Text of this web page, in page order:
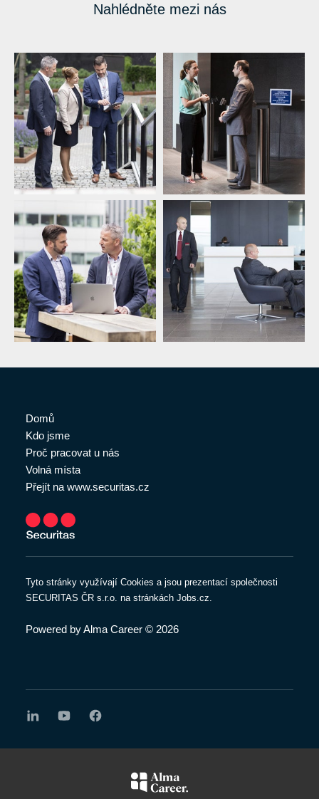
Nahlédněte mezi nás
Domů
Kdo jsme
Proč pracovat u nás
Volná místa
Přejít na www.securitas.cz
Tyto stránky využívají Cookies a jsou prezentací společnosti
SECURITAS ČR s.r.o. na stránkách Jobs.cz.
Powered byAlma Career © 2026